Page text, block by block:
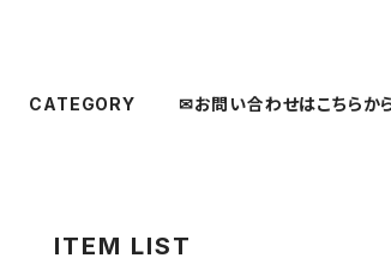
CATEGORY ✉お問い合わせはこちらか
ITEM LIST